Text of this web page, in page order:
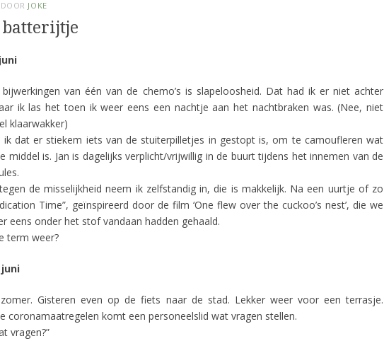
DOOR JOKE
van één van de chemo’s is slapeloosheid. Dat had ik er niet achter
ik las het toen ik weer eens een nachtje aan het nachtbraken was. (Nee, niet
klaarwakker)
ik dat er stiekem iets van de stuiterpilletjes in gestopt is, om te camoufleren wat
middel is. Jan is dagelijks verplicht/vrijwillig in de buurt tijdens het innemen van de
de misselijkheid neem ik zelfstandig in, die is makkelijk. Na een uurtje of zo
Time”, geïnspireerd door de film ‘One flew over the cuckoo’s nest’, die we
eens onder het stof vandaan hadden gehaald.
term weer?
juni
Gisteren even op de fiets naar de stad. Lekker weer voor een terrasje.
coronamaatregelen komt een personeelslid wat vragen stellen.
vragen?”